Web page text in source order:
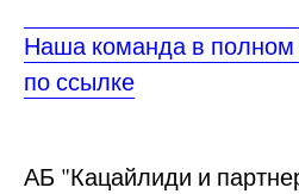
Наша команда в полном
по ссылке
АБ "Кацайлиди и